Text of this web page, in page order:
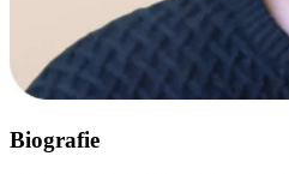
Biografie